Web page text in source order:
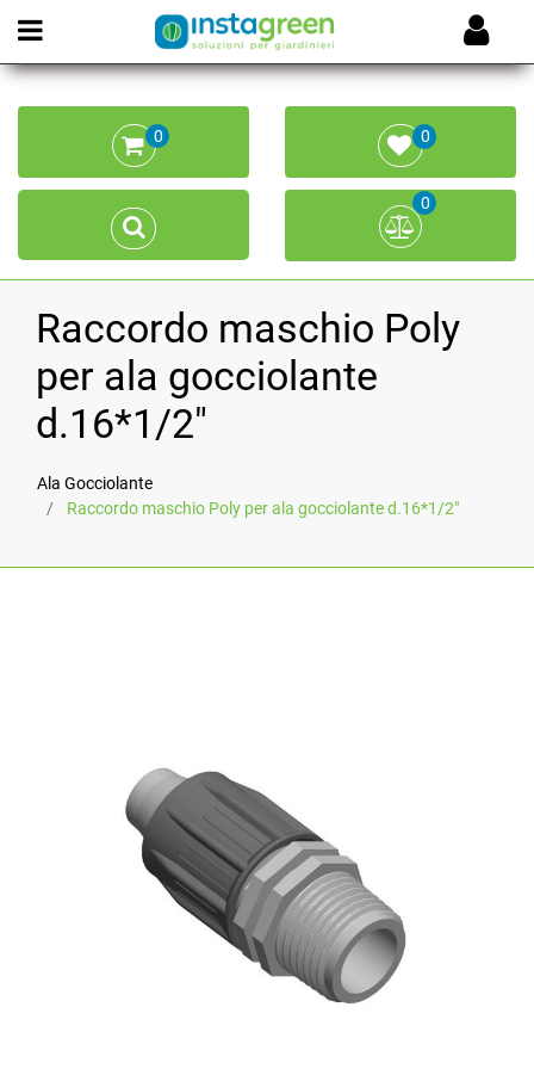
Open menu
0 0
0
Raccordo maschio Poly
per ala gocciolante
d.16*1/2"
Ala Gocciolante
Raccordo maschio Poly per ala gocciolante d.16*1/2"